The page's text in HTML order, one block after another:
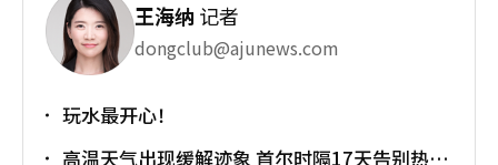
王海纳 记者
dongclub@ajunews.com
玩水最开心！
高温天气出现缓解迹象 首尔时隔17天告别热带